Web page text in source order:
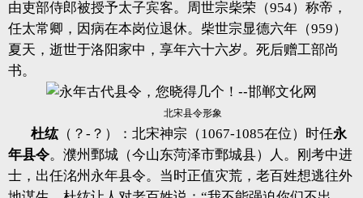
由吏部侍郎被授予太子宾客。周世宗柴荣（954）称帝，
任太常卿，因病在本岗位退休。柴世宗显德六年（959）
夏天，逝世于洛阳家中，享年六十六岁。死后赠工部尚
书。
北宋县令形象
杜纮（？-？）：北宋神宗（1067-1085在位）时任永
年县令。濮州鄄城（今山东菏泽市鄄城县）人。刚考中进
士，出任洺州永年县令。当时正值灾荒，老百姓想逃往外